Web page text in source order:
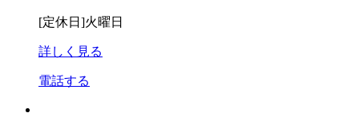
[定休日]火曜日
詳しく見る
電話する